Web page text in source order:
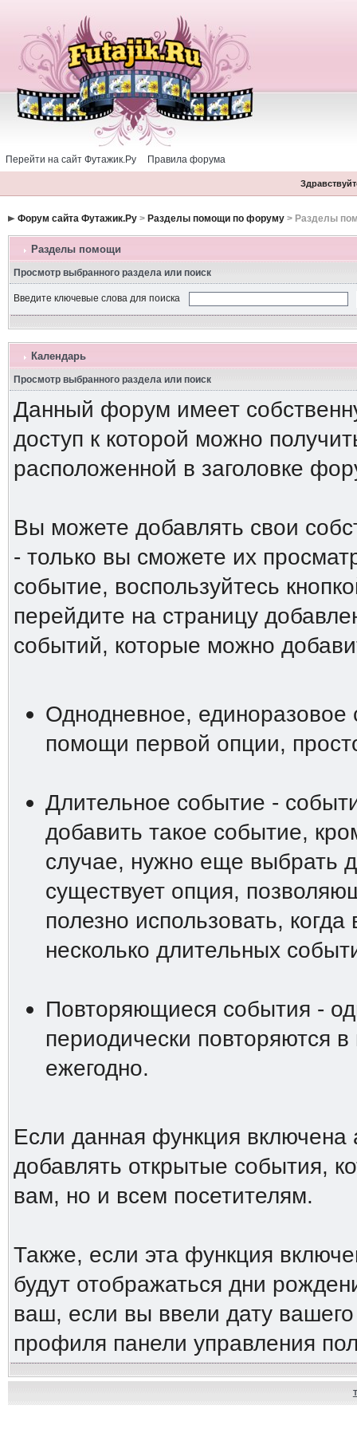
Перейти на сайт Футажик.Ру Правила форума
Форум сайта Футажик.Ру> Разделы помощи по форуму> Разделы
Разделы помощи
Просмотр выбранного раздела или поиск
Введите ключевые слова для поиска
Календарь
Просмотр выбранного раздела или поиск
Данный форум имеет
доступ к которой можно
расположенной в заголовке
Вы можете добавлять свои
- только вы сможете их
событие, воспользуйтесь
перейдите на страницу
событий, которые можно
Однодневное,
помощи первой опции,
Длительное событие -
добавить такое событие,
случае, нужно еще выбрать
существует опция,
полезно использовать,
несколько длительных
Повторяющиеся события -
периодически повторяются
ежегодно.
Если данная функция
добавлять открытые события,
вам, но и всем посетителям.
Также, если эта функция
будут отображаться дни
ваш, если вы ввели дату
профиля панели управления